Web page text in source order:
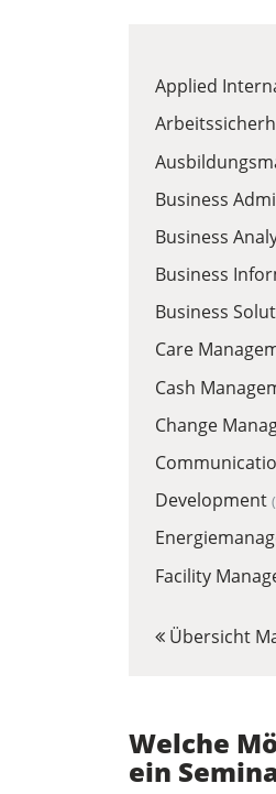
Applied
Business
Business
Business
Business
Care
Cash
Change
Development
Facility
Übersicht
Welche
ein